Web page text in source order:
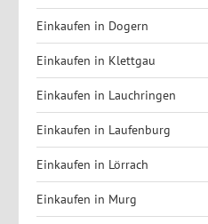
Einkaufen in Dogern
Einkaufen in Klettgau
Einkaufen in Lauchringen
Einkaufen in Laufenburg
Einkaufen in Lörrach
Einkaufen in Murg